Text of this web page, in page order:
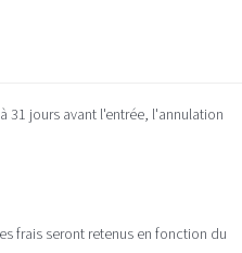
31 jours avant l'entrée, l'annulation
frais seront retenus en fonction du